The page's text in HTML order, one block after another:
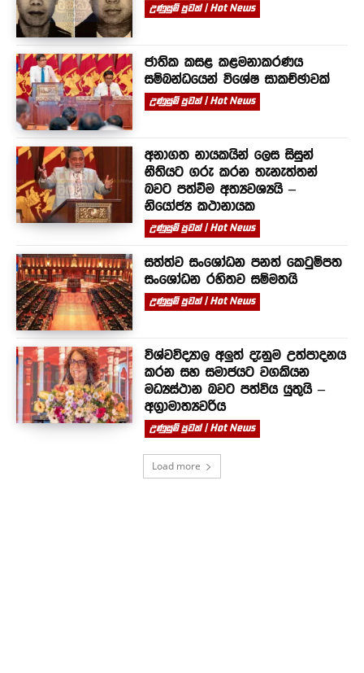
උණුසුම් පුවත් | Hot News
ජාතික කසළ කළමනාකරණය
සම්බන්ධයෙන් විශේෂ සාකච්ඡාවක්
උණුසුම් පුවත් | Hot News
අනාගත නායකයින් ලෙස සිසුන්
නීතියට ගරු කරන තැනැත්තන්
බවට පත්වීම අත්‍යවශ්‍යයි –
නියෝජ්‍ය කථානායක
උණුසුම් පුවත් | Hot News
සත්ත්ව සංශෝධන පනත් කෙටුම්පත
සංශෝධන රහිතව සම්මතයි
උණුසුම් පුවත් | Hot News
විශ්වවිද්‍යාල අලුත් දැනුම උත්පාදනය
කරන සහ සමාජයට වගකියන
මධ්‍යස්ථාන බවට පත්විය යුතුයි –
අග්‍රාමාත්‍යවරිය
උණුසුම් පුවත් | Hot News
Load more